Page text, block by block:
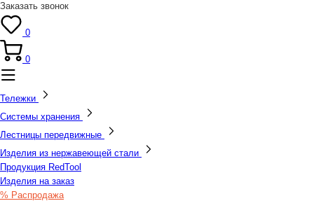
Заказать звонок
0
0
Тележки
Системы хранения
Лестницы передвижные
Изделия из нержавеющей стали
Продукция RedTool
Изделия на заказ
% Распродажа